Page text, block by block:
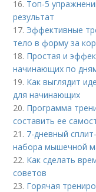
16. Топ-5
результат
17. Эффективные
тело в форму за
18. Простая и
начинающих по
19. Как выглядит
для начинающих
20. Программа
составить ее
21. 7-дневный
набора мышечной
22. Как сделать
советов
23. Горячая